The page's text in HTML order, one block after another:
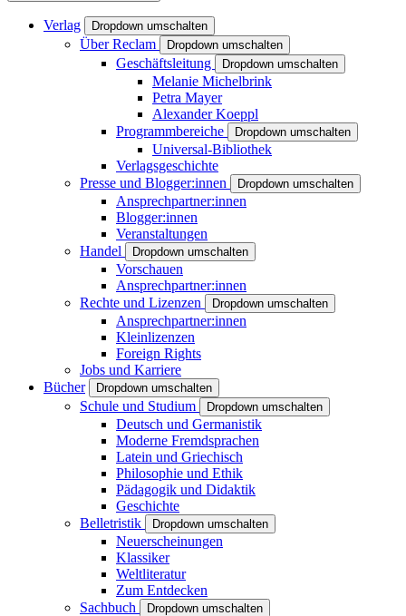
Verlag Dropdown umschalten
Über Reclam Dropdown umschalten
Geschäftsleitung Dropdown umschalten
Melanie Michelbrink
Petra Mayer
Alexander Koeppl
Programmbereiche
Dropdown umschalten
Universal-Bibliothek
Verlagsgeschichte
Presse und Blogger:innen
Dropdown umschalten
Ansprechpartner:innen
Blogger:innen
Veranstaltungen
Handel
Dropdown umschalten
Vorschauen
Ansprechpartner:innen
Rechte und Lizenzen
Dropdown umschalten
Ansprechpartner:innen
Kleinlizenzen
Foreign Rights
Jobs und Karriere
Bücher
Dropdown umschalten
Schule und Studium Dropdown umschalten
Deutsch und Germanistik
Moderne Fremdsprachen
Latein und Griechisch
Philosophie und Ethik
Pädagogik und Didaktik
Geschichte
Belletristik
Dropdown umschalten
Neuerscheinungen
Klassiker
Weltliteratur
Zum Entdecken
Sachbuch
Dropdown umschalten